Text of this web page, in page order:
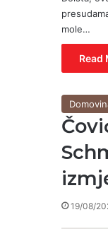
mole…
Read
19/08/